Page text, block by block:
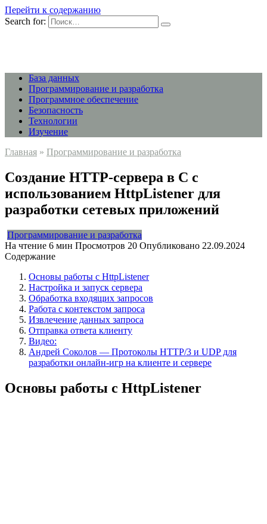
Перейти к содержанию
Search for:
База данных
Программирование и разработка
Программное обеспечение
Безопасность
Технологии
Изучение
Главная » Программирование и разработка
Создание HTTP-сервера в C с
использованием HttpListener для
разработки сетевых приложений
Программирование и разработка
На чтение 6 мин Просмотров 20 Опубликовано 22.09.2024
Содержание
Основы работы с HttpListener
Настройка и запуск сервера
Обработка входящих запросов
Работа с контекстом запроса
Извлечение данных запроса
Отправка ответа клиенту
Видео:
Андрей Соколов — Протоколы HTTP/3 и UDP для
разработки онлайн-игр на клиенте и сервере
Основы работы с HttpListener